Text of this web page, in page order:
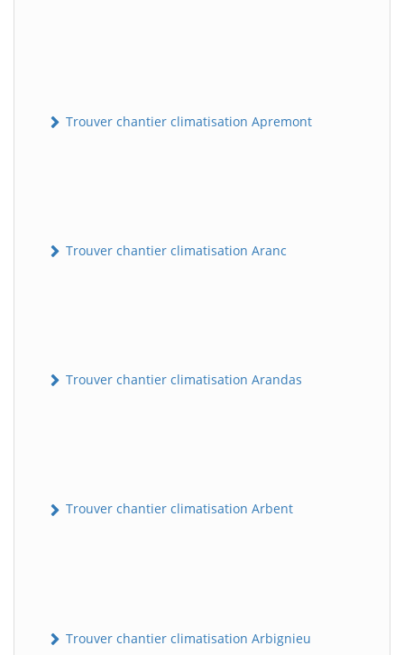
Trouver chantier climatisation Apremont
Trouver chantier climatisation Aranc
Trouver chantier climatisation Arandas
Trouver chantier climatisation Arbent
Trouver chantier climatisation Arbignieu